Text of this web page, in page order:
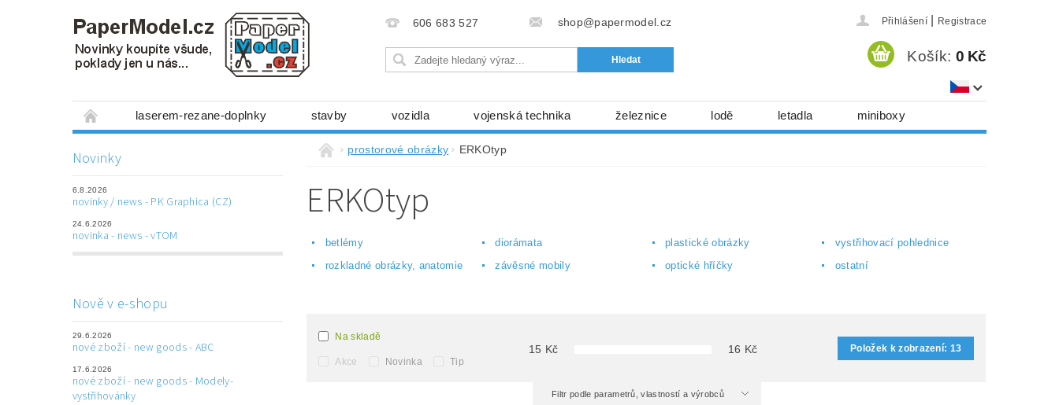
606 683 527 shop@papermodel.cz Přihlášení Registrace
Košík: 0 Kč
laserem-rezane-doplnky stavby vozidla vojenská technika železnice lodě letadla miniboxy
mechanismy, stavební stroje
laserem řezané doplňky 3D tištěné doplňky modelářské potřeby
Napište nám
Novinky
6.8.2026
novinky / news - PK Graphica (CZ)
24.6.2026
novinka - news - vTOM
Nově v e-shopu
29.6.2026
nové zboží - new goods - ABC
17.6.2026
nové zboží - new goods - Modely-
vystřihovánky
prostorové obrázky ERKOtyp
ERKOtyp
betlémy diorámata plastické obrázky
vystřihovací pohlednice
rozkladné obrázky, anatomie
závěsné mobily optické hříčky ostatní
Na skladě
Akce Novinka Tip
15 Kč 16 Kč Položek k zobrazení: 13
Filtr podle parametrů, vlastností a výrobců